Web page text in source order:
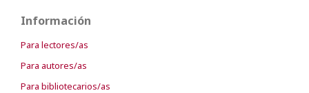
Información
Para lectores/as
Para autores/as
Para bibliotecarios/as